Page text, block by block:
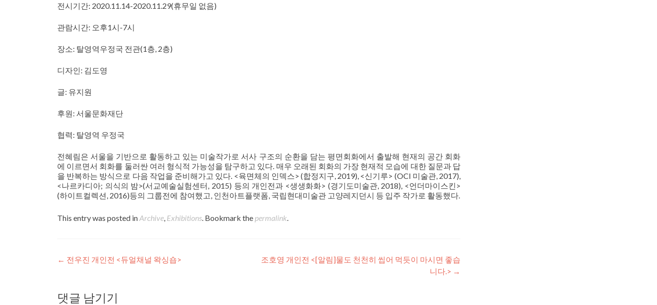
전시기간: 2020.11.14-2020.11.29(휴무일 없음)
관람시간: 오후1시-7시
장소: 탈영역우정국 전관(1층, 2층)
디자인: 김도영
글: 유지원
후원: 서울문화재단
협력: 탈영역 우정국
전혜림은 서울을 기반으로 활동하고 있는 미술작가로 서사 구조의 순환을 담는 평면회화에서 출발해 현재의 공간 회화
에 이르면서 회화를 둘러싼 여러 형식적 가능성을 탐구하고 있다. 매우 오래된 회화의 가장 현재적 모습에 대한 질문과 답
을 반복하는 방식으로 다음 작업을 준비해가고 있다. <육면체의 인덱스> (합정지구, 2019), <신기루> (OCI 미술관, 2017),
<나르카디아; 의식의 밤>(서교예술실험센터, 2015) 등의 개인전과 <생생화화> (경기도미술관, 2018), <언더마이스킨>
(하이트컬렉션, 2016)등의 그룹전에 참여했고, 인천아트플랫폼, 국립현대미술관 고양레지던시 등 입주 작가로 활동했다.
This entry was posted in Archive Exhibitions . Bookmark the permalink
Post navigation
← 전우진 개인전 <듀얼채널 왁싱숍>
조호영 개인전 <[알림]물도 천천히 씹어 먹듯이 마시면 좋습
니다.> →
댓글 남기기